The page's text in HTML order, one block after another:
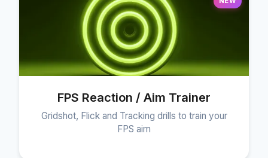
FPS Reaction / Aim Trainer
Gridshot, Flick and Tracking drills to train your
FPS aim